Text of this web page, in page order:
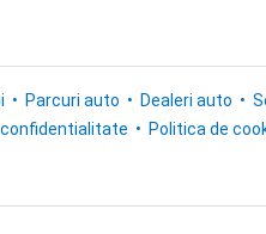
Parcuri auto Dealeri auto
Politica de